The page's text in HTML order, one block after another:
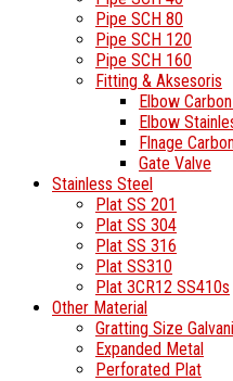
Pipe SCH 80
Pipe SCH 120
Pipe SCH 160
Fitting & Aksesoris
Elbow
Elbow
Flnage
Gate Valve
Stainless Steel
Plat SS 201
Plat SS 304
Plat SS 316
Plat SS310
Plat 3CR12 SS410s
Other Material
Gratting Size
Expanded Metal
Perforated Plat